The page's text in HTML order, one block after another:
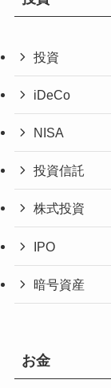
投資
iDeCo
NISA
投資信託
株式投資
IPO
暗号資産
お金